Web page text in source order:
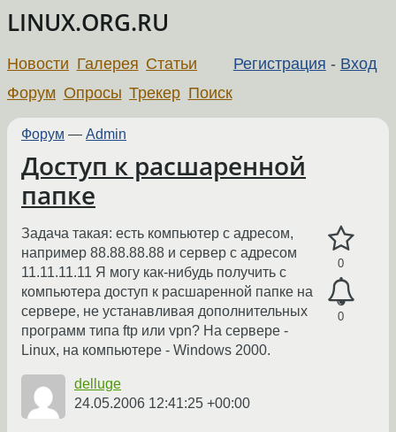
LINUX.ORG.RU
Регистрация - Вход
Новости Галерея Статьи
Форум Опросы Трекер Поиск
Форум — Admin
Доступ к расшаренной
папке
0
0
Задача такая: есть компьютер с адресом,
например 88.88.88.88 и сервер с адресом
11.11.11.11 Я могу как-нибудь получить с
компьютера доступ к расшаренной папке на
сервере, не устанавливая дополнительных
программ типа ftp или vpn? На сервере -
Linux, на компьютере - Windows 2000.
delluge
24.05.2006 12:41:25 +00:00